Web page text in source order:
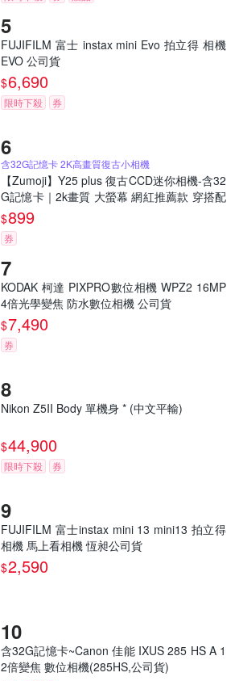
FUJIFILM 富士 instax mini Evo 拍立得 相機
EVO 公司貨
$6,690
限時下殺 券
含32G記憶卡 2K高畫質復古小相機
【Zumoji】Y25 plus 復古CCD迷你相機-含32
G記憶卡｜2k畫質 大螢幕 網紅推薦款 穿搭配
件 聖誕禮物
$899
券
KODAK 柯達 PIXPRO數位相機 WPZ2 16MP
4倍光學變焦 防水數位相機 公司貨
$7,490
券
Nikon Z5II Body 單機身 * (中文平輸)
$44,900
限時下殺 券
FUJIFILM 富士instax mini 13 mini13 拍立得
相機 馬上看相機 恆昶公司貨
$2,590
含32G記憶卡~Canon 佳能 IXUS 285 HS A 1
2倍變焦 數位相機(285HS,公司貨)